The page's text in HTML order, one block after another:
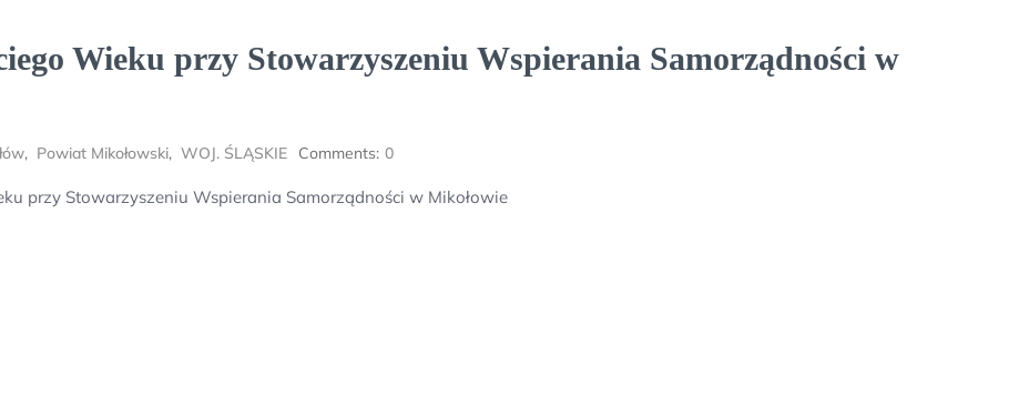
Wieku przy Stowarzyszeniu Wspierania Samorządności w
, Powiat Mikołowski, WOJ. ŚLĄSKIE Comments: 0
przy Stowarzyszeniu Wspierania Samorządności w Mikołowie